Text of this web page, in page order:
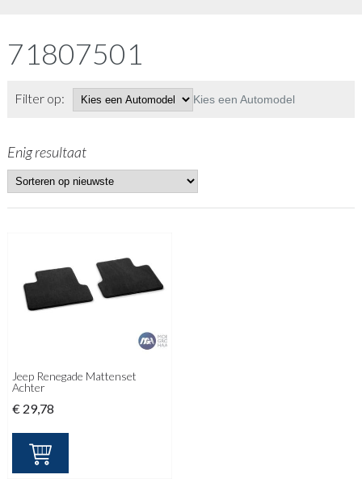
71807501
Filter op: Kies een Automodel
Enig resultaat
Jeep Renegade Mattenset
Achter
€ 29,78